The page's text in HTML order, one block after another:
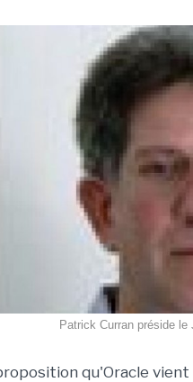
Patrick Curran préside le
qu'Oracle